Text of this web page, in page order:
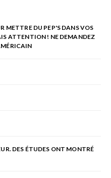
METTRE DU PEP'S DANS VOS
ATTENTION ! NE DEMANDEZ
DES ÉTUDES ONT MONTRÉ